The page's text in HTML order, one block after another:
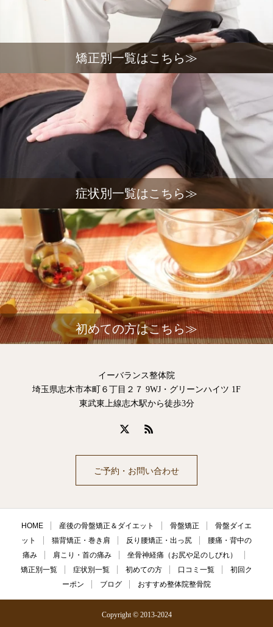
矯正別一覧はこちら≫
症状別一覧はこちら≫
初めての方はこちら≫
イーバランス整体院
埼玉県志木市本町６丁目２７ 9WJ・グリーンハイツ 1F
東武東上線志木駅から徒歩3分
ご予約・お問い合わせ
HOME 産後の骨盤矯正＆ダイエット 骨盤矯正
骨盤ダイエ
ット
猫背矯正・巻き肩 反り腰矯正・出っ尻
腰痛・背中の
痛み
肩こり・首の痛み
坐骨神経痛（お尻や足のしびれ）
矯正別一覧
症状別一覧 初めての方 口コミ一覧
初回ク
ーポン
ブログ おすすめ整体院整骨院
Copyright © 2013-2024